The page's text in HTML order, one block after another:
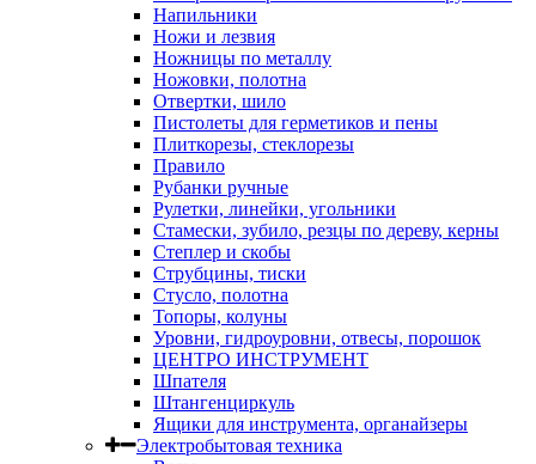
Напильники
Ножи и лезвия
Ножницы по металлу
Ножовки, полотна
Отвертки, шило
Пистолеты для герметиков и пены
Плиткорезы, стеклорезы
Правило
Рубанки ручные
Рулетки, линейки, угольники
Стамески, зубило, резцы по дереву, керны
Степлер и скобы
Струбцины, тиски
Стусло, полотна
Топоры, колуны
Уровни, гидроуровни, отвесы, порошок
ЦЕНТРО ИНСТРУМЕНТ
Шпателя
Штангенциркуль
Ящики для инструмента, органайзеры
Электробытовая техника